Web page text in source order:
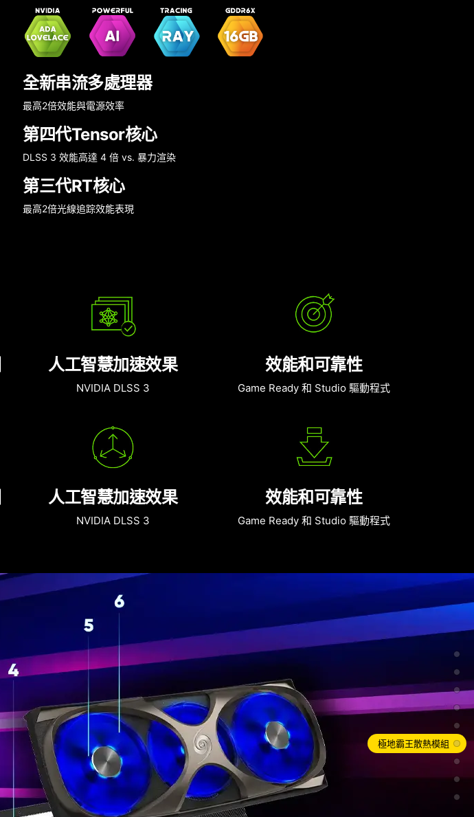
極地霸王散熱模組
全新串流多處理器
最高2倍效能與電源效率
第四代Tensor核心
DLSS 3 效能高達 4 倍 vs. 暴力渲染
第三代RT核心
最高2倍光線追踪效能表現
人工智慧加速效果
NVIDIA DLSS 3
效能和可靠性
Game Ready 和 Studio 驅動程式
人工智慧加速效果
NVIDIA DLSS 3
效能和可靠性
Game Ready 和 Studio 驅動程式